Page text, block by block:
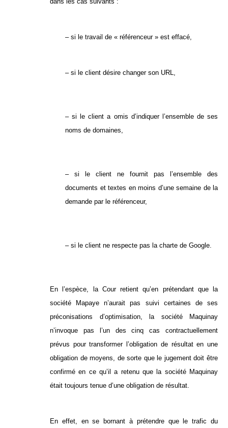
– si le travail de « référenceur » est effacé,
– si le client désire changer son URL,
– si le client a omis d’indiquer l’ensemble de ses
noms de domaines,
– si le client ne fournit pas l’ensemble des
documents et textes en moins d’une semaine de la
demande par le référenceur,
– si le client ne respecte pas la charte de Google.
En l’espèce, la Cour retient qu’en prétendant que la
société Mapaye n’aurait pas suivi certaines de ses
préconisations d’optimisation, la société Maquinay
n’invoque pas l’un des cinq cas contractuellement
prévus pour transformer l’obligation de résultat en une
obligation de moyens, de sorte que le jugement doit être
confirmé en ce qu’il a retenu que la société Maquinay
était toujours tenue d’une obligation de résultat.
En effet, en se bornant à prétendre que le trafic du